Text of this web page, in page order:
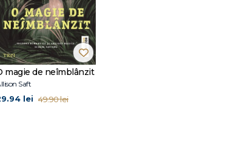
magie de neîmblânzit
Saft
lei 49.90 lei